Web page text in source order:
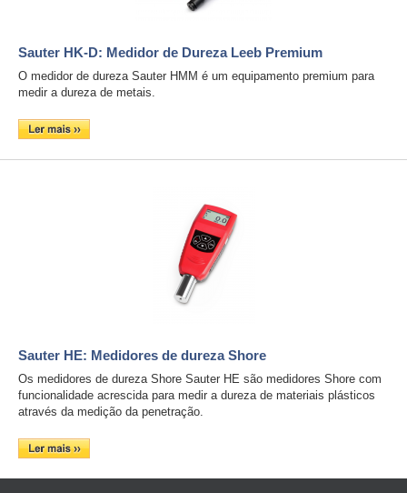
Sauter HK-D: Medidor de Dureza Leeb Premium
O medidor de dureza Sauter HMM é um equipamento premium para
medir a dureza de metais.
Sauter HE: Medidores de dureza Shore
Os medidores de dureza Shore Sauter HE são medidores Shore com
funcionalidade acrescida para medir a dureza de materiais plásticos
através da medição da penetração.